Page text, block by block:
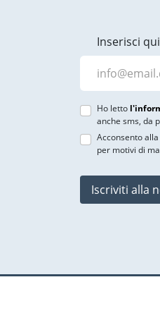
Inserisci
Ho letto
anche sms, da
Acconsento
per motivi di
Iscriviti alla